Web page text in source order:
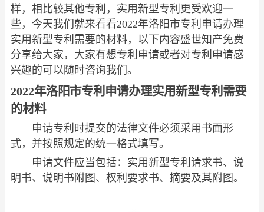
样，相比较其他专利，实用新型专利更受欢迎一
些，今天我们就来看看2022年洛阳市专利申请办理
实用新型专利需要的材料，以下内容盛世知产免费
分享给大家，大家有想专利申请或者对专利申请感
兴趣的可以随时咨询我们。
2022年洛阳市专利申请办理实用新型专利需要
的材料
申请专利时提交的法律文件必须采用书面形
式，并按照规定的统一格式填写。
申请文件应当包括：实用新型专利请求书、说
明书、说明书附图、权利要求书、摘要及其附图。